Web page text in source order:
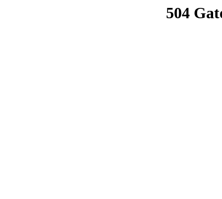
504